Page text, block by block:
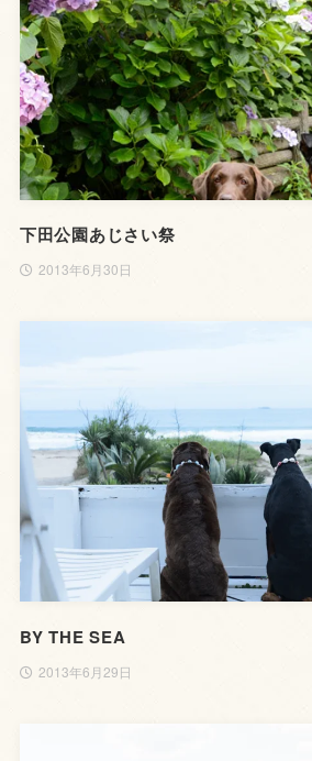
下田公園あじさい祭
2013年6月30日
BY THE SEA
2013年6月29日